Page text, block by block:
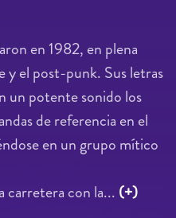
en 1982, en plena
y el post-punk. Sus letras
un potente sonido los
de referencia en el
en un grupo mítico
carretera con la... (+)